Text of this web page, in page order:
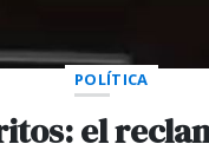
POLÍTICA
el